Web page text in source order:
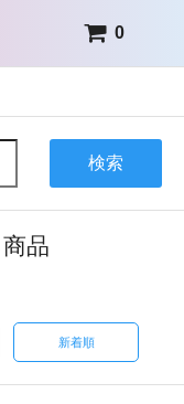
0
検索
品
新着順